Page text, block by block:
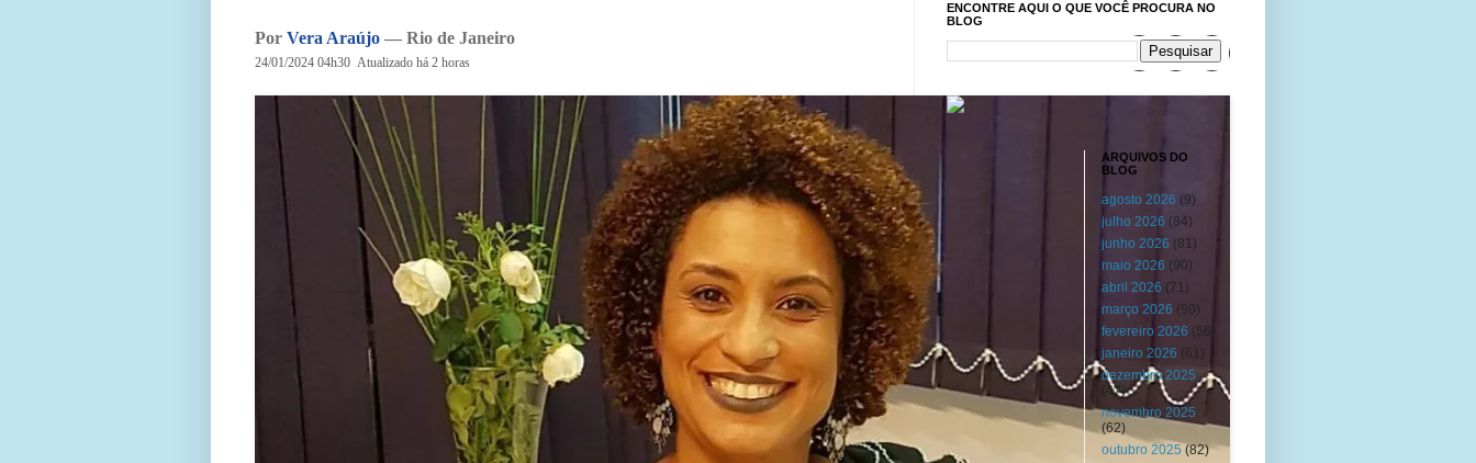
Por Vera Araújo — Rio de Janeiro
24/01/2024 04h30 Atualizado há 2 horas
ENCONTRE AQUI O QUE VOCÊ PROCURA NO
BLOG
ARQUIVOS DO
BLOG
agosto 2026 (9)
julho 2026 (84)
junho 2026 (81)
maio 2026 (90)
abril 2026 (71)
março 2026 (90)
fevereiro 2026 (56)
janeiro 2026 (61)
dezembro 2025
(47)
novembro 2025
(62)
outubro 2025 (82)